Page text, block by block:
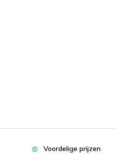
Voordelige prijzen